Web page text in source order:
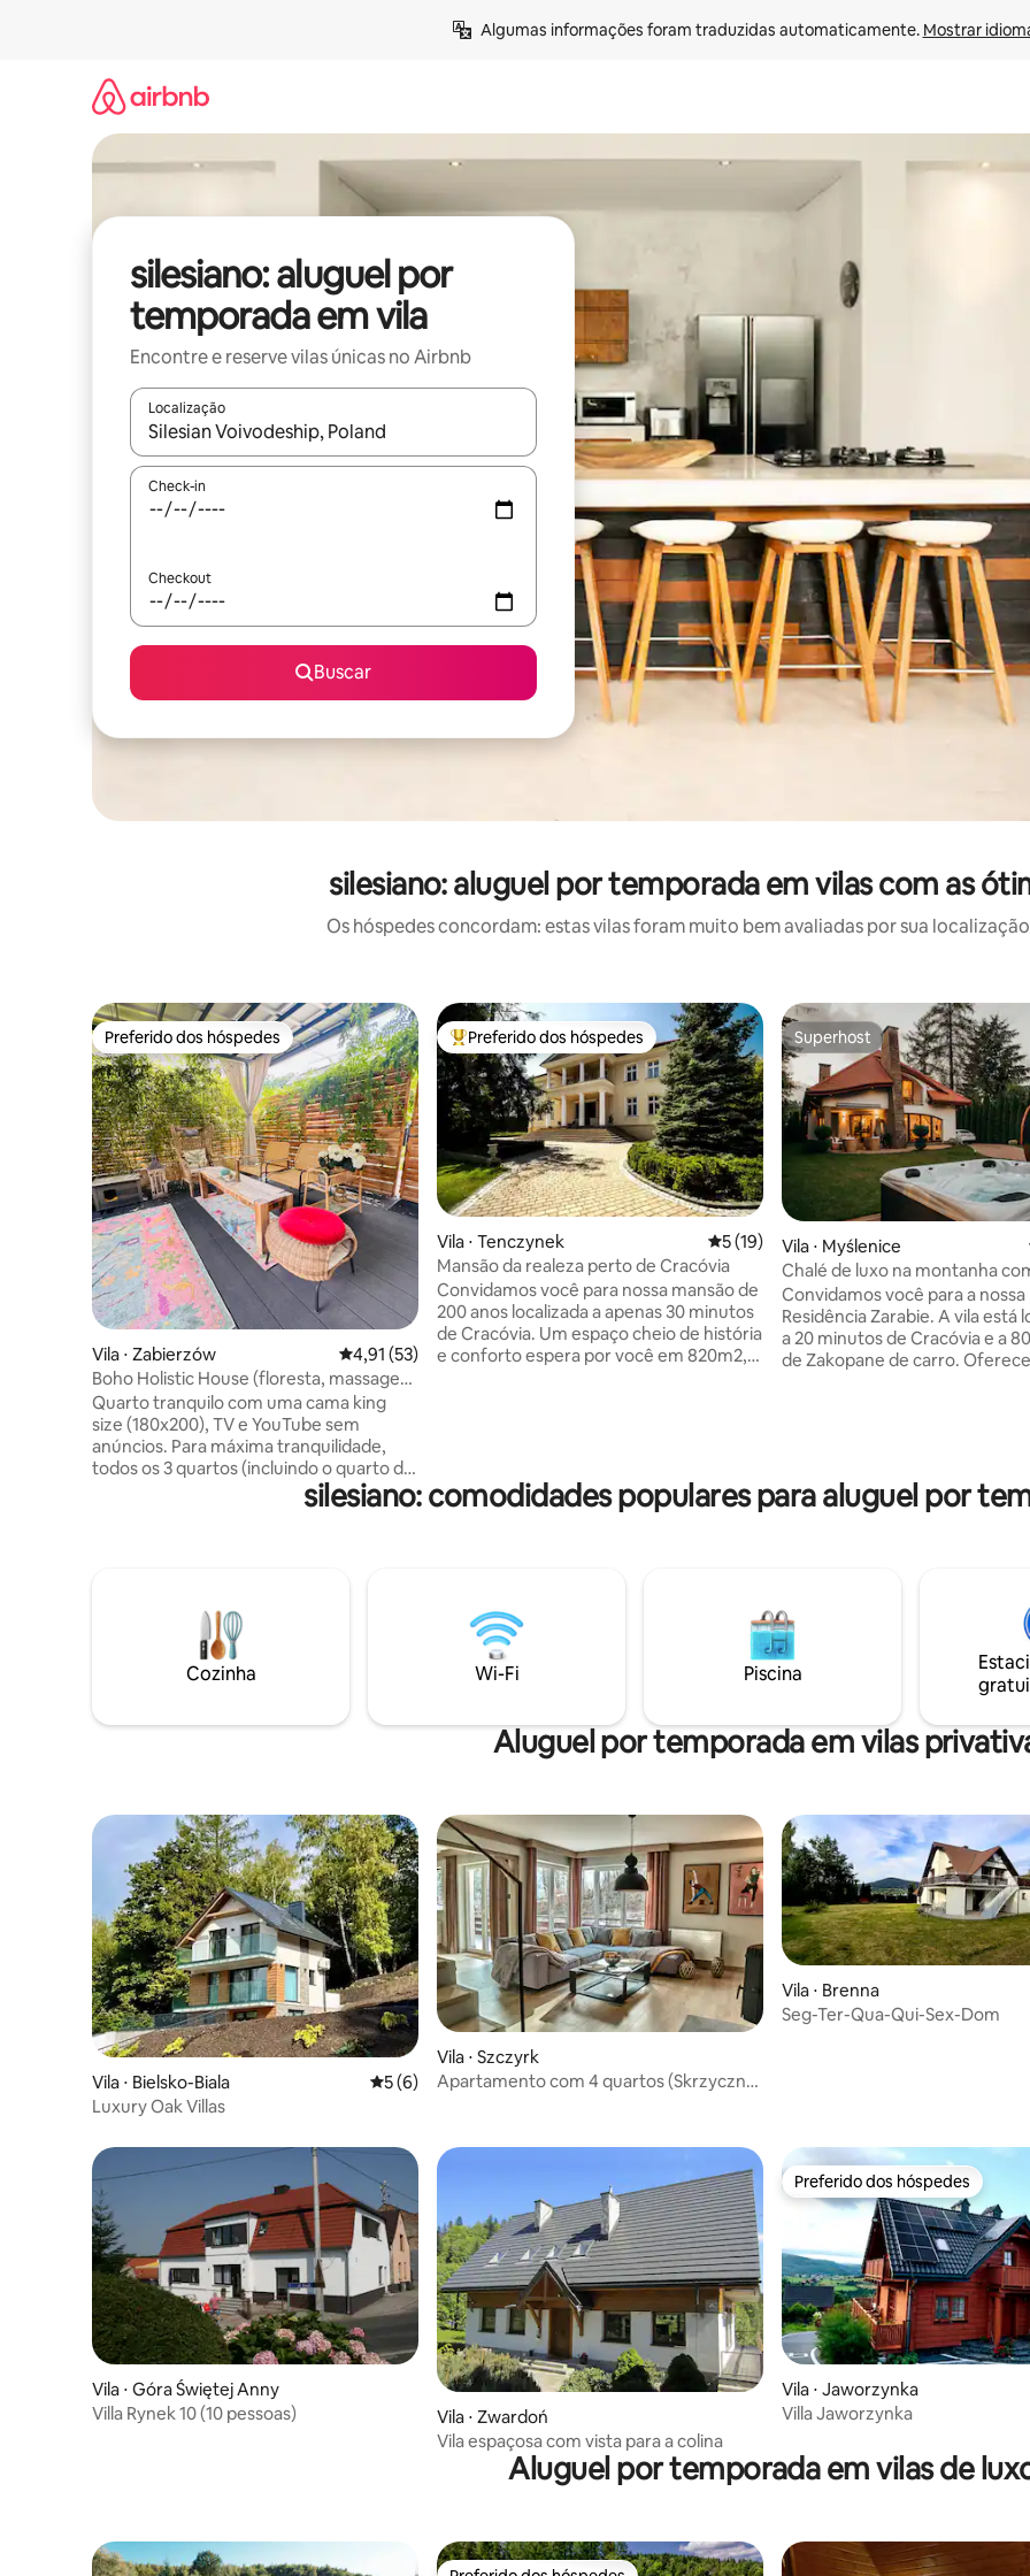
Algumas informações foram traduzidas automaticamente. Mostrar
silesiano: aluguel por
temporada em vila
Encontre e reserve vilas únicas no Airbnb
Localização
Quando os resultados estiverem disponíveis, explore-os usando as seta para cima e para baixo do teclado ou tocando
Check-in
Checkout
Buscar
silesiano: aluguel por temporada em vilas com as
Os hóspedes concordam: estas vilas foram muito bem avaliadas por sua
Preferido dos hóspedes
Preferido dos hóspedes
Vila ⋅ Zabierzów 4,91 de uma avaliação média de 5, 53 avaliações
4,91 (53)
Boho Holistic House (floresta, massagem
de ioga)
Quarto tranquilo com uma cama king
size (180x200), TV e YouTube sem
anúncios. Para máxima tranquilidade,
todos os 3 quartos (incluindo o quarto do
anfitrião e uma sala de massagem
privativa) estão localizados no andar de
com um jardim verde. A casa inteira é
mantida usando métodos ecológicos e
sem produtos químicos. Rituais de
massagem holística profissional no local
Entre os melhores preferidos dos hóspedes
Preferido dos hóspedes
Vila ⋅ Tenczynek 5 de uma avaliação média de 5, 19
5 (19)
Mansão da realeza perto de Cracóvia
Convidamos você para nossa mansão de
200 anos localizada a apenas 30 minutos
de Cracóvia. Um espaço cheio de história
e conforto espera por você em 820m2,
Nossa residência é um ótimo lugar para
uma viagem em família ou para se reunir
Superhost
Superhost
Vila ⋅ Myślenice
Chalé de luxo na montanha
jardim
Convidamos você para a nossa
Residência Zarabie. A vila está
a 20 minutos de Cracóvia e a
de Zakopane de carro.
localizadas no jardim. A vila está
localizada em uma área
silesiano: comodidades populares para aluguel por
Cozinha Wi-Fi Piscina
Aluguel por temporada em vilas
Vila ⋅ Bielsko-Biala 5 de uma avaliação média de 5, 6 avaliações
5 (6)
Luxury Oak Villas
Vila ⋅ Szczyrk
Apartamento com 4 quartos (Skrzyczne
Vila ⋅ Brenna
Seg-Ter-Qua-Qui-Sex-Dom
Vila ⋅ Góra Świętej Anny
Villa Rynek 10 (10 pessoas)
Vila ⋅ Zwardoń
Vila espaçosa com vista para a colina
Preferido dos hóspedes
Preferido dos hóspedes
Vila ⋅ Jaworzynka
Villa Jaworzynka
Aluguel por temporada em vilas de